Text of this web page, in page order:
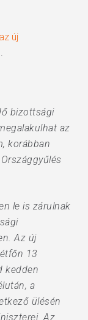
új
bizottsági
az
korábban
le is zárulnak
Az új
13
kedden
a
ülésén
Az